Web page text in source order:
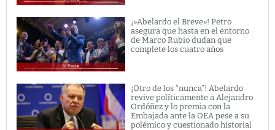
¡»Abelardo el Breve»! Petro
asegura que hasta en el entorno
de Marco Rubio dudan que
complete los cuatro años
¡Otro de los “nunca”! Abelardo
revive políticamente a Alejandro
Ordóñez y lo premia con la
Embajada ante la OEA pese a su
polémico y cuestionado historial